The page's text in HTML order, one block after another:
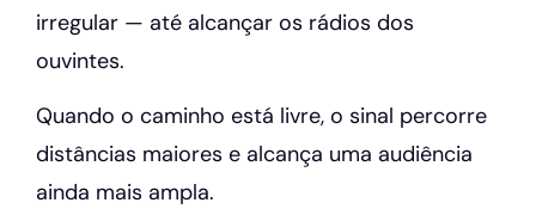
irregular — até alcançar os rádios dos
ouvintes.
Quando o caminho está livre, o sinal percorre
distâncias maiores e alcança uma audiência
ainda mais ampla.